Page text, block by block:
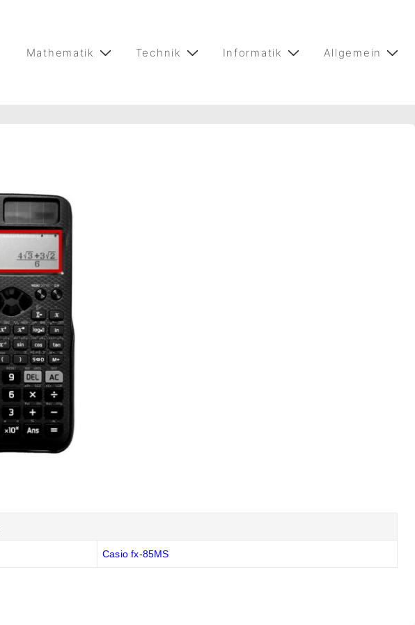
Mathematik Technik Informatik Allgemein
Casio fx-85MS